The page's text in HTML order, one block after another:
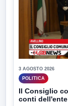
3 AGOSTO 2026
POLITICA
Il Consiglio
conti dell'ente